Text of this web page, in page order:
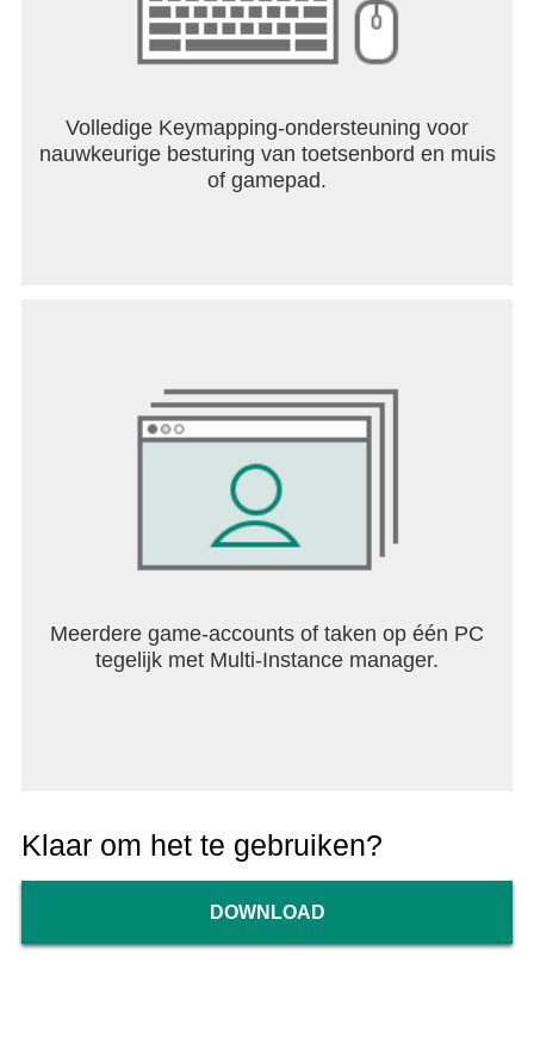
Volledige Keymapping-ondersteuning voor
nauwkeurige besturing van toetsenbord en muis
of gamepad.
Meerdere game-accounts of taken op één PC
tegelijk met Multi-Instance manager.
Klaar om het te gebruiken?
DOWNLOAD